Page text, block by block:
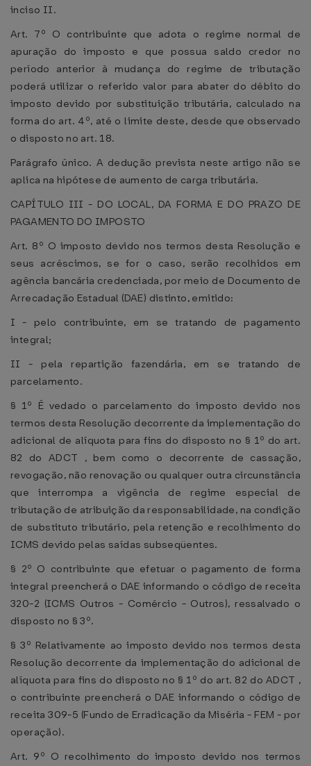
inciso II.
Art. 7º O contribuinte que adota o regime normal de
apuração do imposto e que possua saldo credor no
período anterior à mudança do regime de tributação
poderá utilizar o referido valor para abater do débito do
imposto devido por substituição tributária, calculado na
forma do art. 4º, até o limite deste, desde que observado
o disposto no art. 18.
Parágrafo único. A dedução prevista neste artigo não se
aplica na hipótese de aumento de carga tributária.
CAPÍTULO III - DO LOCAL, DA FORMA E DO PRAZO DE
PAGAMENTO DO IMPOSTO
Art. 8º O imposto devido nos termos desta Resolução e
seus acréscimos, se for o caso, serão recolhidos em
agência bancária credenciada, por meio de Documento de
Arrecadação Estadual (DAE) distinto, emitido:
I - pelo contribuinte, em se tratando de pagamento
integral;
II - pela repartição fazendária, em se tratando de
parcelamento.
§ 1º É vedado o parcelamento do imposto devido nos
termos desta Resolução decorrente da implementação do
adicional de alíquota para fins do disposto no § 1º do art.
82 do ADCT , bem como o decorrente de cassação,
revogação, não renovação ou qualquer outra circunstância
que interrompa a vigência de regime especial de
tributação de atribuição da responsabilidade, na condição
de substituto tributário, pela retenção e recolhimento do
ICMS devido pelas saídas subseqüentes.
§ 2º O contribuinte que efetuar o pagamento de forma
integral preencherá o DAE informando o código de receita
320-2 (ICMS Outros - Comércio - Outros), ressalvado o
disposto no § 3º.
§ 3º Relativamente ao imposto devido nos termos desta
Resolução decorrente da implementação do adicional de
alíquota para fins do disposto no § 1º do art. 82 do ADCT ,
o contribuinte preencherá o DAE informando o código de
receita 309-5 (Fundo de Erradicação da Miséria - FEM - por
operação).
Art. 9º O recolhimento do imposto devido nos termos